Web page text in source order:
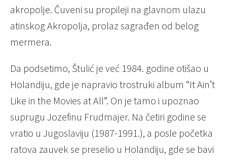
akropolje. Čuveni su propileji na glavnom ulazu
atinskog Akropolja, prolaz sagrađen od belog
mermera.
Da podsetimo, Štulić je već 1984. godine otišao u
Holandiju, gde je napravio trostruki album “It Ain’t
Like in the Movies at All”. On je tamo i upoznao
suprugu Jozefinu Frudmajer. Na četiri godine se
vratio u Jugoslaviju (1987-1991.), a posle početka
ratova zauvek se preselio u Holandiju, gde se bavi